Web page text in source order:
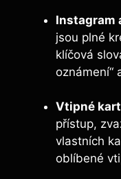
Instagram
jsou plné
klíčová
oznámení“
Vtipné
přístup,
vlastních
oblíbené